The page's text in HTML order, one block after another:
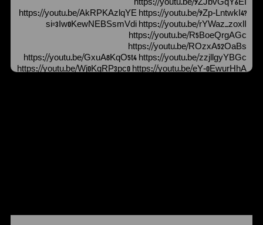
https://youtu.be/9ZJbvGqY6EI
https://youtu.be/AkRPKAzlqYE https://youtu.be/9Zp-LntwkI4?
si=3Iw0KewNEBSsmVdi https://youtu.be/rYWaz_zoxlI
https://youtu.be/R5BoeQrgAGc
https://youtu.be/ROzxA52OaBs
https://youtu.be/GxuA8KqO5t4 https://youtu.be/zzjllgyYBGc
https://youtu.be/Wj0KqRP3pc0 https://youtu.be/eY-0EwurHhA